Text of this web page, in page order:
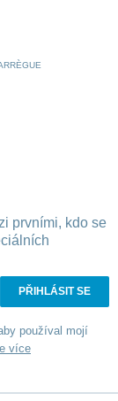
prvními, kdo se
používal mojí
více